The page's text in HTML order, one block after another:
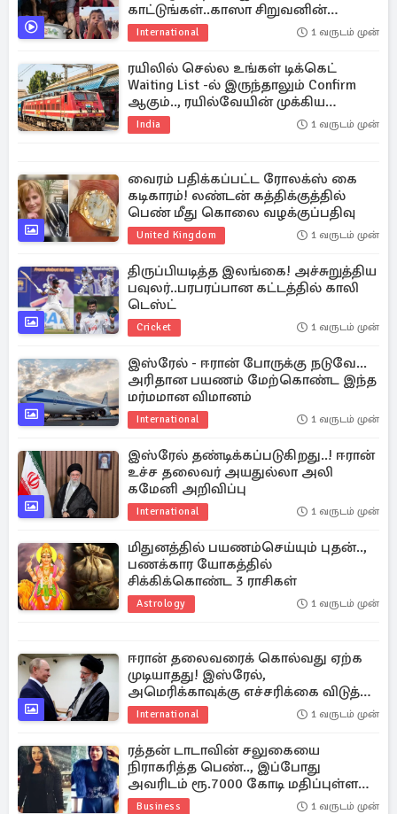
காட்டுங்கள்..காஸா சிறுவனின்
கண்ணீர் வீடியோ வைரல்
International 1 வருடம் முன்
ரயிலில் செல்ல உங்கள் டிக்கெட்
Waiting List -ல் இருந்தாலும் Confirm
ஆகும்.., ரயில்வேயின் முக்கிய
அறிவிப்பு
India 1 வருடம் முன்
வைரம் பதிக்கப்பட்ட ரோலக்ஸ் கை
கடிகாரம்! லண்டன் கத்திக்குத்தில்
பெண் மீது கொலை வழக்குப்பதிவு
United Kingdom 1 வருடம் முன்
திருப்பியடித்த இலங்கை! அச்சுறுத்திய
பவுலர்..பரபரப்பான கட்டத்தில் காலி
டெஸ்ட்
Cricket 1 வருடம் முன்
இஸ்ரேல் - ஈரான் போருக்கு நடுவே...
அரிதான பயணம் மேற்கொண்ட இந்த
மர்மமான விமானம்
International 1 வருடம் முன்
இஸ்ரேல் தண்டிக்கப்படுகிறது..! ஈரான்
உச்ச தலைவர் அயதுல்லா அலி
கமேனி அறிவிப்பு
International 1 வருடம் முன்
மிதுனத்தில் பயணம்செய்யும் புதன்..,
பணக்கார யோகத்தில்
சிக்கிக்கொண்ட 3 ராசிகள்
Astrology 1 வருடம் முன்
ஈரான் தலைவரைக் கொல்வது ஏற்க
முடியாதது! இஸ்ரேல்,
அமெரிக்காவுக்கு எச்சரிக்கை விடுத்த
ரஷ்யா
International 1 வருடம் முன்
ரத்தன் டாடாவின் சலுகையை
நிராகரித்த பெண்.., இப்போது
அவரிடம் ரூ.7000 கோடி மதிப்புள்ள
நிறுவனம்
Business 1 வருடம் முன்